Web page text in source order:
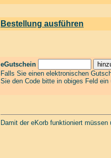
Bestellung ausführen
eGutschein
Falls Sie einen elektronischen
Sie den Code bitte in obiges Feld
Damit der eKorb funktioniert